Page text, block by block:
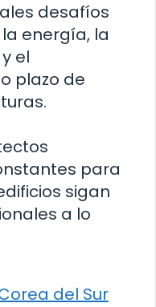
desafíos
energía, la
el
plazo de
para
sigan
a lo
del Sur